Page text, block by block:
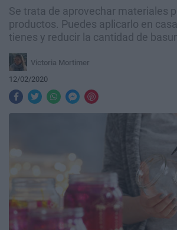
Se trata de aprovechar materiales
productos. Puedes aplicarlo en
tienes y reducir la cantidad de
Victoria Mortimer
12/02/2020